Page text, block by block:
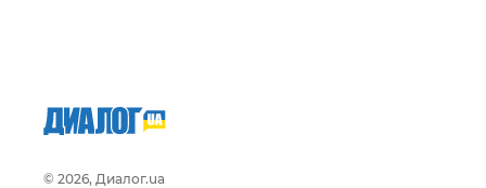
© 2026, Диалог.ua